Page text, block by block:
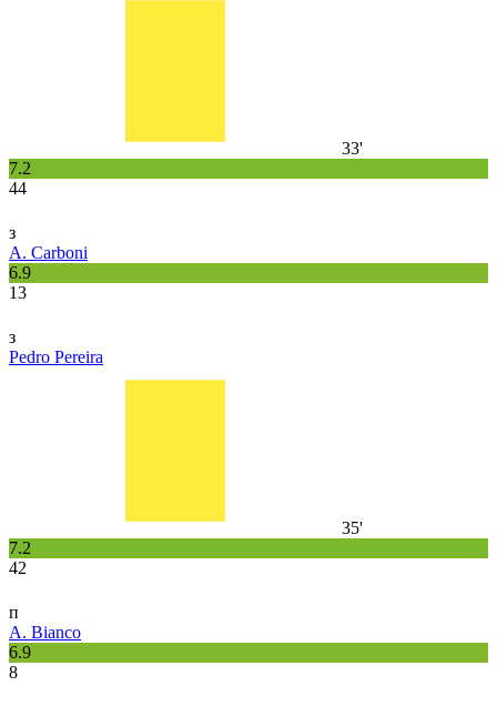
33'
7.2
44
з
A. Carboni
6.9
13
з
Pedro Pereira
35'
7.2
42
п
A. Bianco
6.9
8